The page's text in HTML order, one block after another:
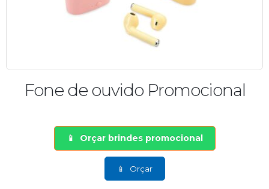
Fone de ouvido Promocional
Orçar brindes promocional
Orçar